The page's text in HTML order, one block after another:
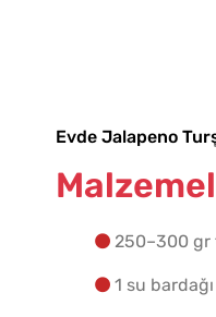
Evde Jalapeno
250–300 gr
1 su